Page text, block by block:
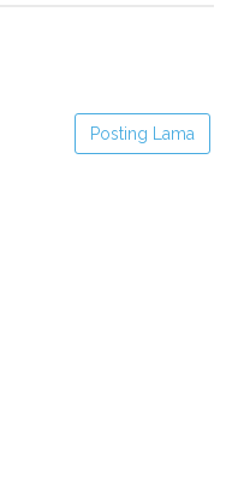
Posting Lama